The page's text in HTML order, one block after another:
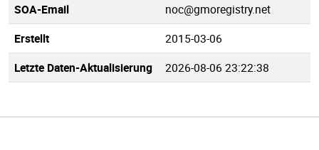
SOA-Email
noc@gmoregistry.net
Erstellt
2015-03-06
Letzte Daten-Aktualisierung
2026-08-06 23:22:38